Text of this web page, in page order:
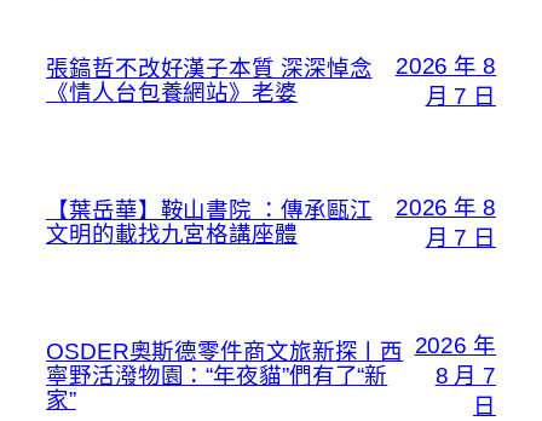
張鎬哲不改好漢子本質 深深悼念
《情人台包養網站》老婆
2026 年 8
月 7 日
【葉岳華】鞍山書院 ：傳承甌江
文明的載找九宮格講座體
2026 年 8
月 7 日
OSDER奧斯德零件商文旅新探丨西
寧野活潑物園：“年夜貓”們有了“新
家”
2026 年
8 月 7
日